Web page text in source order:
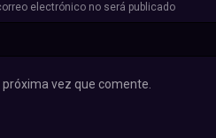
electrónico no será publicado
vez que comente.